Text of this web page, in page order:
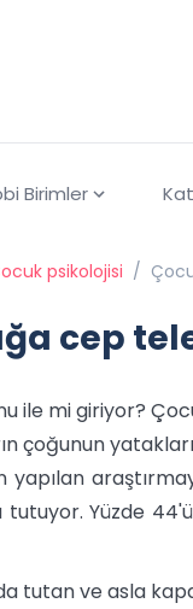
Birimler
psikolojisi /
cep
ile mi giriyor?
çoğunun
yapılan
Yüzde
tutan ve asla